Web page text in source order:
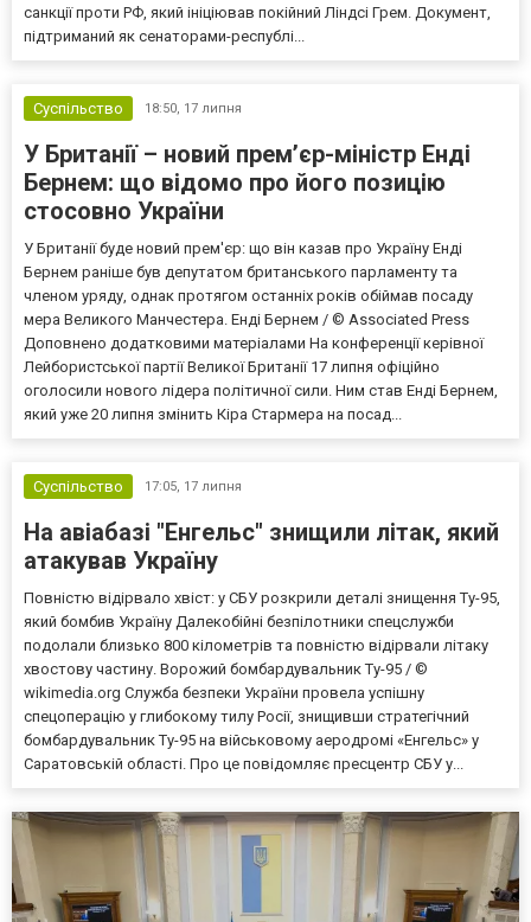
санкції проти РФ, який ініціював покійний Ліндсі Грем. Документ,
підтриманий як сенаторами-республі...
Суспільство 18:50, 17 липня
У Британії – новий прем’єр-міністр Енді
Бернем: що відомо про його позицію
стосовно України
У Британії буде новий прем'єр: що він казав про Україну Енді
Бернем раніше був депутатом британського парламенту та
членом уряду, однак протягом останніх років обіймав посаду
мера Великого Манчестера. Енді Бернем / © Associated Press
Доповнено додатковими матеріалами На конференції керівної
Лейбористської партії Великої Британії 17 липня офіційно
оголосили нового лідера політичної сили. Ним став Енді Бернем,
який уже 20 липня змінить Кіра Стармера на посад...
Суспільство 17:05, 17 липня
На авіабазі "Енгельс" знищили літак, який
атакував Україну
Повністю відірвало хвіст: у СБУ розкрили деталі знищення Ту-95,
який бомбив Україну Далекобійні безпілотники спецслужби
подолали близько 800 кілометрів та повністю відірвали літаку
хвостову частину. Ворожий бомбардувальник Ту-95 / ©
wikimedia.org Служба безпеки України провела успішну
спецоперацію у глибокому тилу Росії, знищивши стратегічний
бомбардувальник Ту-95 на військовому аеродромі «Енгельс» у
Саратовській області. Про це повідомляє пресцентр СБУ у...